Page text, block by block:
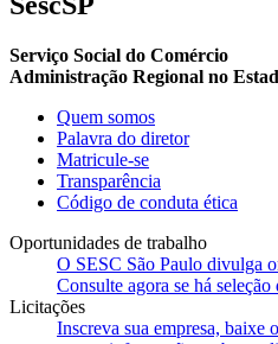
Serviço Social do Comércio
Administração Regional no
Quem somos
Palavra do diretor
Matricule-se
Transparência
Código de conduta ética
Oportunidades de trabalho
O SESC São Paulo divulga
Consulte agora se há
Licitações
Inscreva sua empresa, baixe